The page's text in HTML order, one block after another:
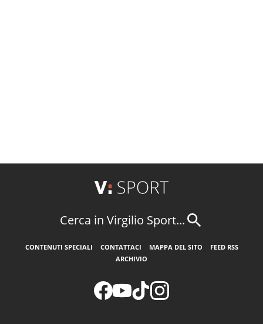
Cerca in Virgilio Sport...
CONTENUTI SPECIALI CONTATTACI MAPPA DEL SITO
FEED RSS
ARCHIVIO